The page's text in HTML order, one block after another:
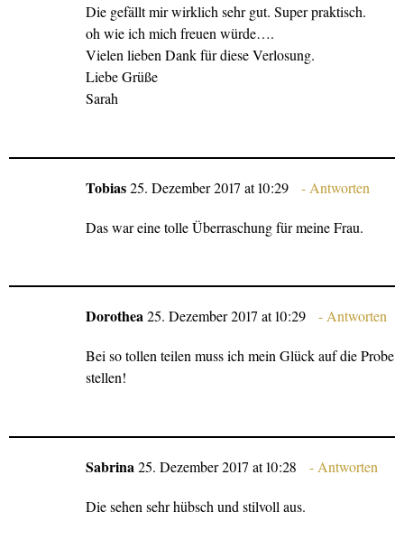
Die gefällt mir wirklich sehr gut. Super praktisch.
oh wie ich mich freuen würde….
Vielen lieben Dank für diese Verlosung.
Liebe Grüße
Sarah
Tobias25. Dezember 2017 at 10:29 Antworten
Das war eine tolle Überraschung für meine Frau.
Dorothea25. Dezember 2017 at 10:29 Antworten
Bei so tollen teilen muss ich mein Glück auf die Probe
stellen!
Sabrina25. Dezember 2017 at 10:28 Antworten
Die sehen sehr hübsch und stilvoll aus.